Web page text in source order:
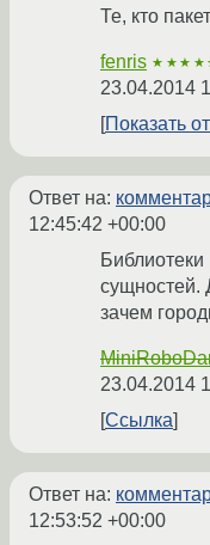
Те, кто
fenris
23.04.2014
Показать
Ответ на:
12:45:42 +00:00
сущностей.
зачем
23.04.2014
Ссылка
Ответ на:
12:53:52 +00:00